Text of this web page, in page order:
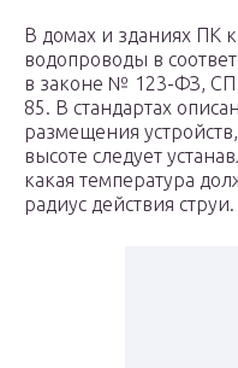
В домах и зданиях ПК
водопроводы в
в законе № 123-ФЗ, СП
85. В стандартах
размещения
высоте следует
какая температура
радиус действия струи.